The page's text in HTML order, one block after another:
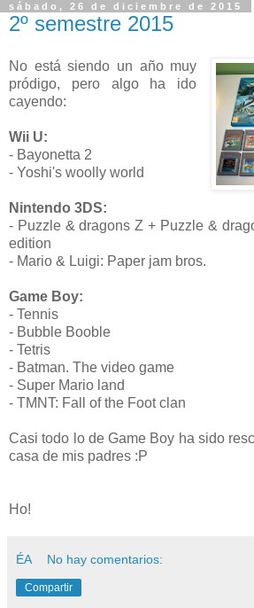
sábado, 26 de diciembre de 2015
2º semestre 2015
No está siendo un año muy
pródigo, pero algo ha ido
cayendo:
Wii U:
- Bayonetta 2
- Yoshi's woolly world
Nintendo 3DS:
- Puzzle & dragons Z + Puzzle &
edition
- Mario & Luigi: Paper jam bros.
Game Boy:
- Tennis
- Bubble Booble
- Tetris
- Batman. The video game
- Super Mario land
- TMNT: Fall of the Foot clan
Casi todo lo de Game Boy ha sido
casa de mis padres :P
Ho!
ÉA No hay comentarios:
Compartir